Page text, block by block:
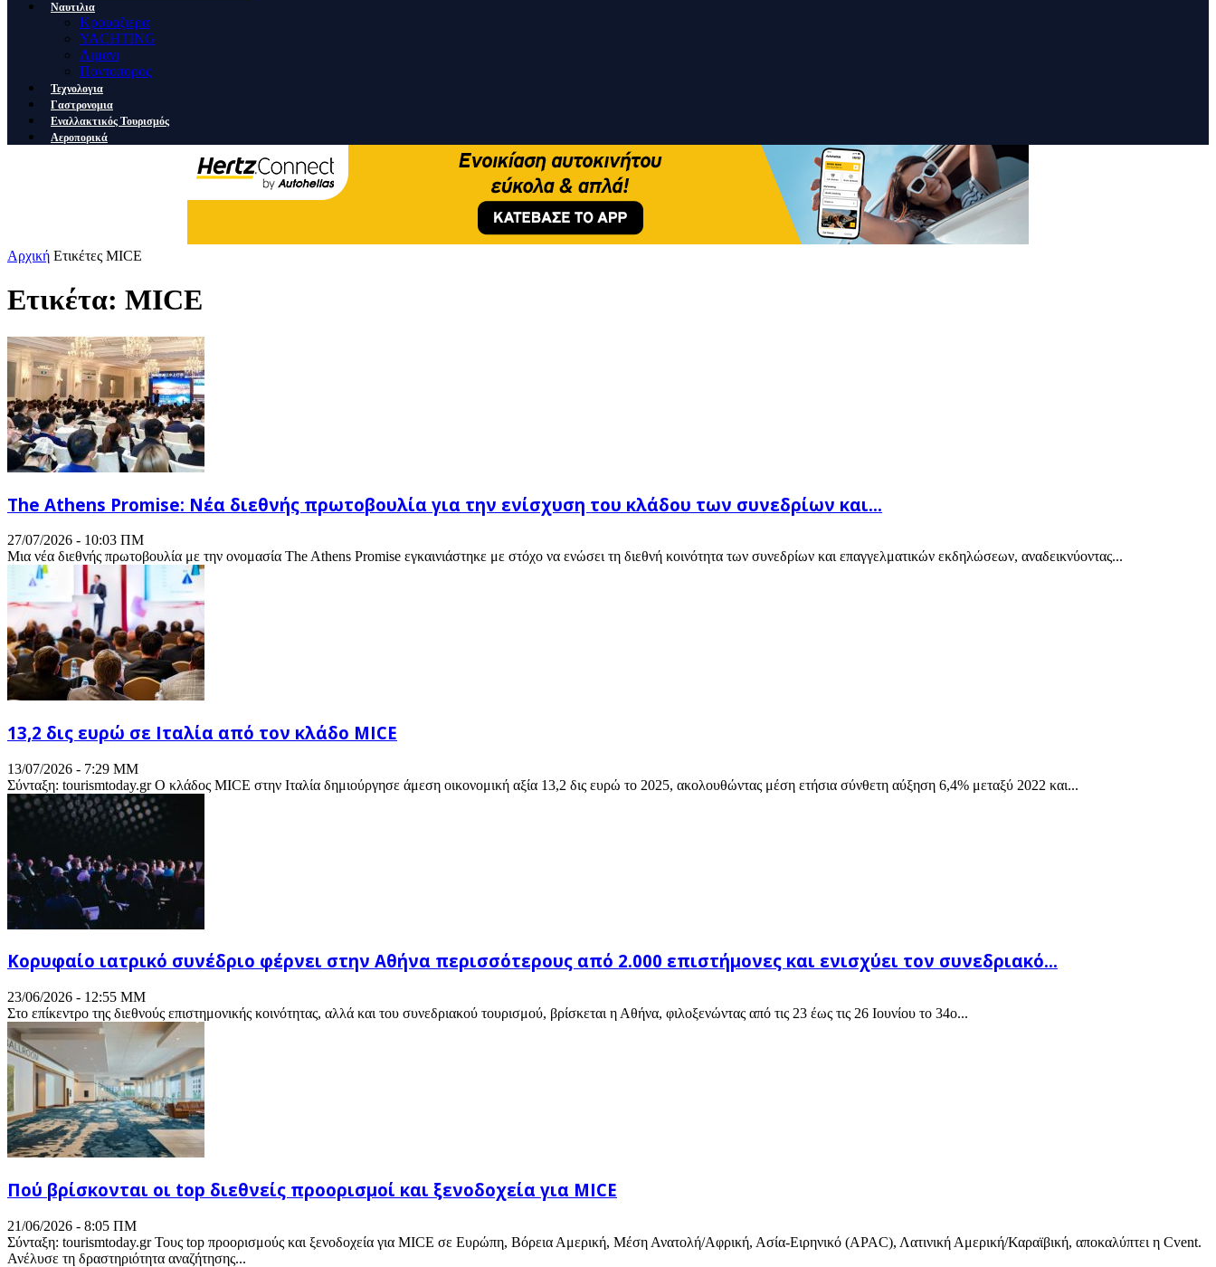
Ναυτιλια
Κρουαζιερα
YACHTING
Λιμανι
Ποντοπορος
Τεχνολογια
Γαστρονομια
Εναλλακτικός Τουρισμός
Αεροπορικά
Αρχική Ετικέτες MICE
Ετικέτα: MICE
The Athens Promise: Νέα διεθνής πρωτοβουλία για την ενίσχυση του κλάδου των συνεδρίων και...
27/07/2026 - 10:03 ΠΜ
Μια νέα διεθνής πρωτοβουλία με την ονομασία The Athens Promise εγκαινιάστηκε με στόχο να ενώσει τη διεθνή κοινότητα των συνεδρίων και επαγγελματικών εκδηλώσεων, αναδεικνύοντας...
13,2 δις ευρώ σε Ιταλία από τον κλάδο MICE
13/07/2026 - 7:29 ΜΜ
Σύνταξη: tourismtoday.gr Ο κλάδος MICE στην Ιταλία δημιούργησε άμεση οικονομική αξία 13,2 δις ευρώ το 2025, ακολουθώντας μέση ετήσια σύνθετη αύξηση 6,4% μεταξύ 2022 και...
Κορυφαίο ιατρικό συνέδριο φέρνει στην Αθήνα περισσότερους από 2.000 επιστήμονες και ενισχύει τον συνεδριακό...
23/06/2026 - 12:55 ΜΜ
Στο επίκεντρο της διεθνούς επιστημονικής κοινότητας, αλλά και του συνεδριακού τουρισμού, βρίσκεται η Αθήνα, φιλοξενώντας από τις 23 έως τις 26 Ιουνίου το 34ο...
Πού βρίσκονται οι top διεθνείς προορισμοί και ξενοδοχεία για MICE
21/06/2026 - 8:05 ΠΜ
Σύνταξη: tourismtoday.gr Τους top προορισμούς και ξενοδοχεία για MICE σε Ευρώπη, Βόρεια Αμερική, Μέση Ανατολή/Αφρική, Ασία-Ειρηνικό (APAC), Λατινική Αμερική/Καραϊβική, αποκαλύπτει η Cvent.
Ανέλυσε τη δραστηριότητα αναζήτησης...